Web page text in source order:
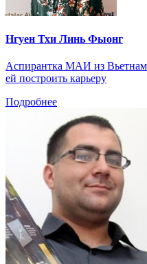
Нгуен Тхи Линь Фыонг
Аспирантка МАИ из
ей построить карьеру
Подробнее